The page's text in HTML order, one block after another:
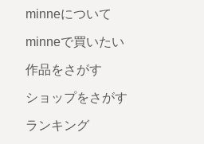
minneについて
minneで買いたい
作品をさがす
ショップをさがす
ランキング